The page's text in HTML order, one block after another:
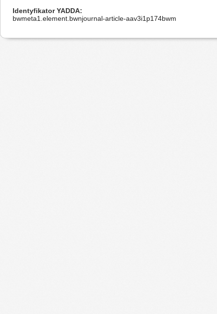
Identyfikator YADDA
bwmeta1.element.bwnjournal-article-aav3i1p174bwm